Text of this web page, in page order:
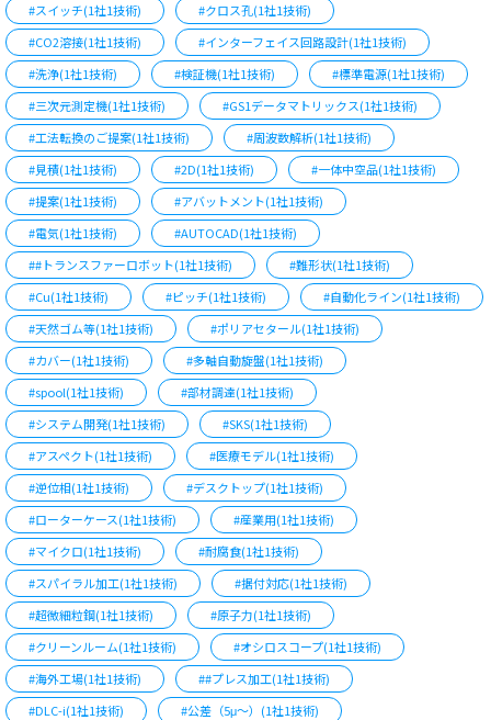
#スイッチ(1社1技術)
#クロス孔(1社1技術)
#CO2溶接(1社1技術)
#インターフェイス回路設計(1社1技術)
#洗浄(1社1技術)
#検証機(1社1技術)
#標準電源(1社1技術)
#三次元測定機(1社1技術)
#GS1データマトリックス(1社1技術)
#工法転換のご提案(1社1技術)
#周波数解析(1社1技術)
#見積(1社1技術)
#2D(1社1技術)
#一体中空品(1社1技術)
#提案(1社1技術)
#アバットメント(1社1技術)
#電気(1社1技術)
#AUTOCAD(1社1技術)
##トランスファーロボット(1社1技術)
#難形状(1社1技術)
#Cu(1社1技術)
#ピッチ(1社1技術)
#自動化ライン(1社1技術)
#天然ゴム等(1社1技術)
#ポリアセタール(1社1技術)
#カバー(1社1技術)
#多軸自動旋盤(1社1技術)
#spool(1社1技術)
#部材調達(1社1技術)
#システム開発(1社1技術)
#SKS(1社1技術)
#アスペクト(1社1技術)
#医療モデル(1社1技術)
#逆位相(1社1技術)
#デスクトップ(1社1技術)
#ローターケース(1社1技術)
#産業用(1社1技術)
#マイクロ(1社1技術)
#耐腐食(1社1技術)
#スパイラル加工(1社1技術)
#据付対応(1社1技術)
#超微細粒鋼(1社1技術)
#原子力(1社1技術)
#クリーンルーム(1社1技術)
#オシロスコープ(1社1技術)
#海外工場(1社1技術)
##プレス加工(1社1技術)
#DLC-i(1社1技術)
#公差（5μ～）(1社1技術)